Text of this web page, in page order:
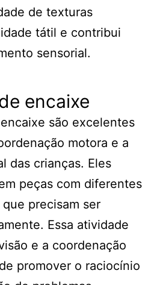
de texturas
tátil e contribui
sensorial.
encaixe
são excelentes
motora e a
das crianças. Eles
peças com diferentes
precisam ser
Essa atividade
e a coordenação
promover o raciocínio